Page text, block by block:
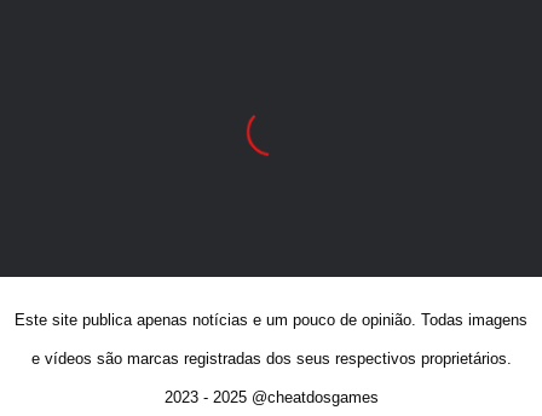
Este site publica apenas notícias e um pouco de opinião. Todas imagens
e vídeos são marcas registradas dos seus respectivos proprietários.
2023 - 2025 @cheatdosgames